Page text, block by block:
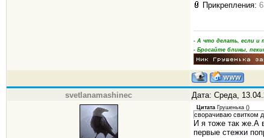
Прикрепления:
- А что делать, если и
- Бросайте блины,
svetlanamashinec Дата: Среда,
Цитата Грушенька ()
сворачиваю свитком
И я тоже так же.А
первые стежки